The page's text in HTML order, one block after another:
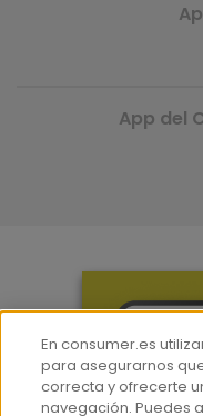
App del
En consumer.es
para asegurarnos
correcta y ofrecerte
navegación. Puedes